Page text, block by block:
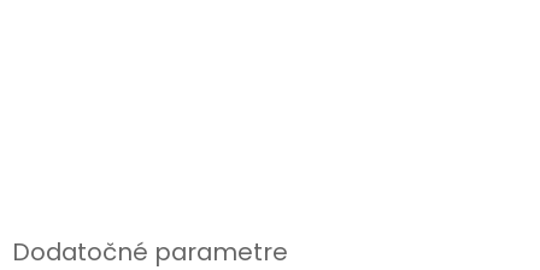
Dodatočné parametre